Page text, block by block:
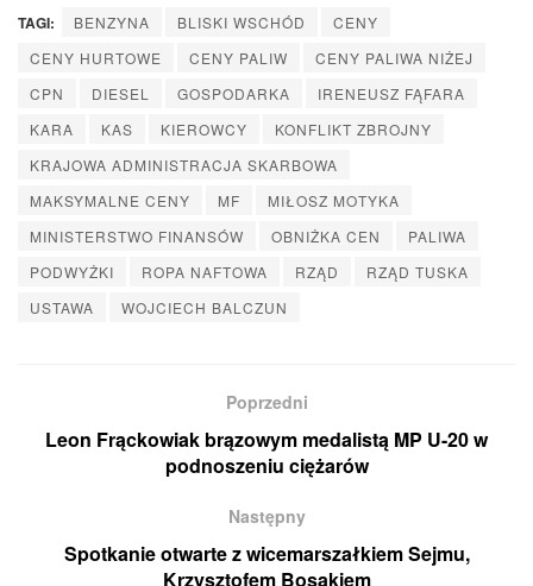
TAGI: BENZYNA BLISKI WSCHÓD
CENY
CENY HURTOWE
CENY PALIW
CENY PALIWA NIŻEJ
CPN
DIESEL GOSPODARKA
IRENEUSZ FĄFARA
KARA
KAS KIEROWCY
KONFLIKT ZBROJNY
KRAJOWA ADMINISTRACJA SKARBOWA
MAKSYMALNE CENY
MF
MIŁOSZ MOTYKA
MINISTERSTWO FINANSÓW
OBNIŻKA CEN
PALIWA
PODWYŻKI
ROPA NAFTOWA RZĄD
RZĄD TUSKA
USTAWA
WOJCIECH BALCZUN
Poprzedni
Leon Frąckowiak brązowym medalistą MP U-20 w
podnoszeniu ciężarów
Następny
Spotkanie otwarte z wicemarszałkiem Sejmu,
Krzysztofem Bosakiem